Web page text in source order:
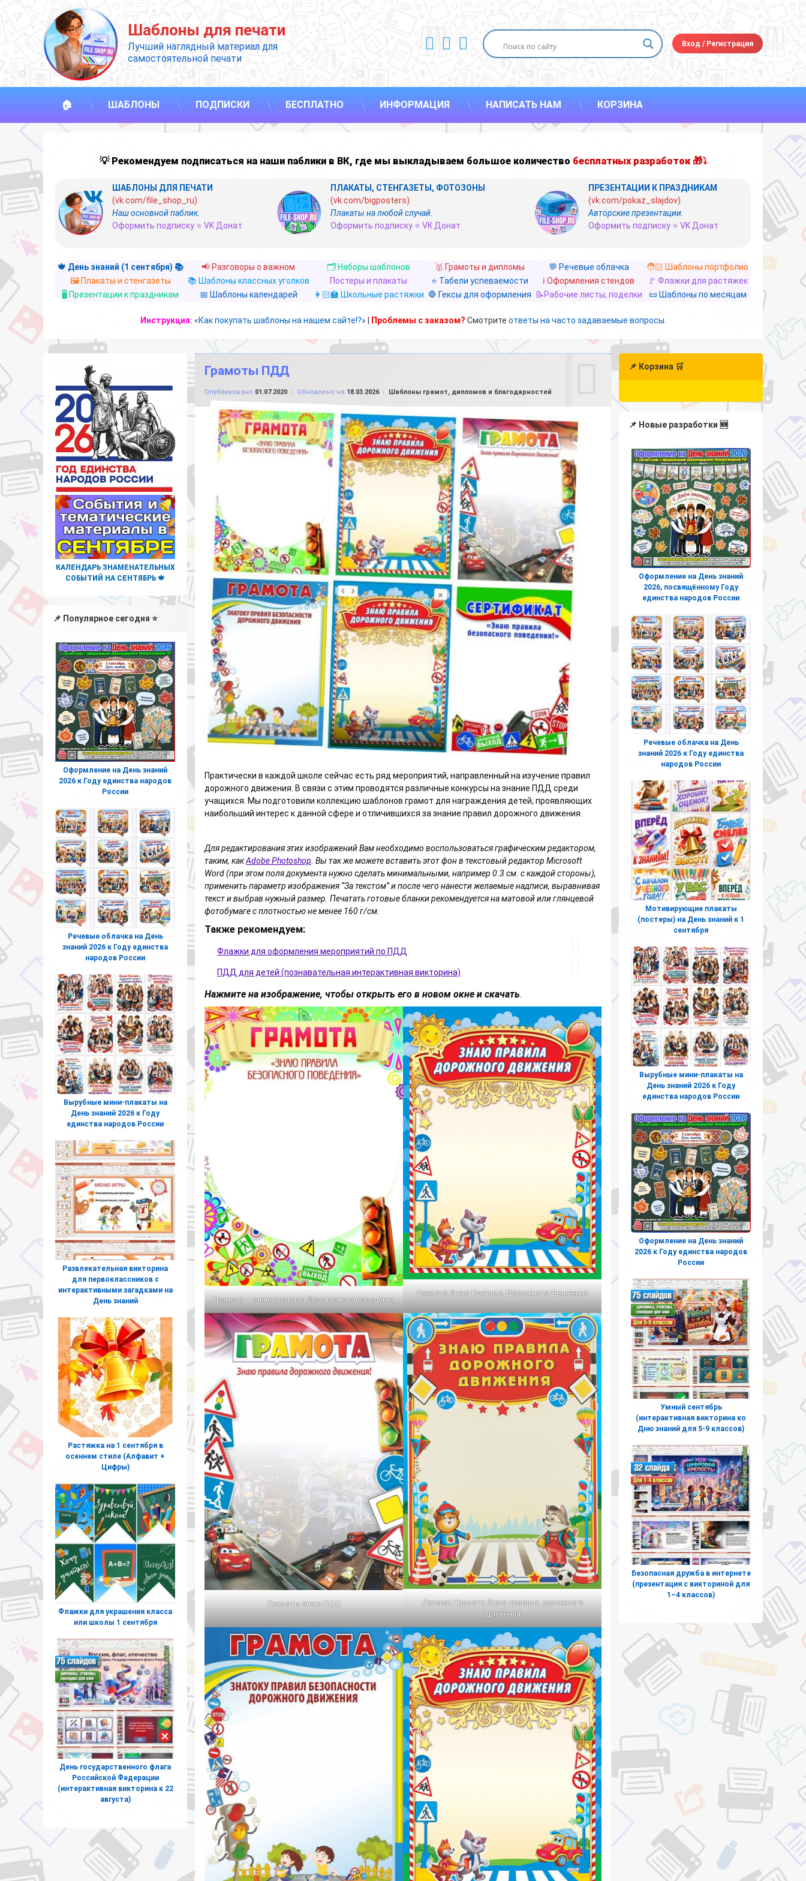
Перейти
к
содержимому
Шаблоны для печати
Лучший наглядный материал для
самостоятельной печати
ВКонтакте
YouTube
E-mail Вход /Регистрация
🏠 ШАБЛОНЫ ПОДПИСКИ БЕСПЛАТНО ИНФОРМАЦИЯ НАПИСАТЬ НАМ КОРЗИНА
💡 Рекомендуем подписаться на наши паблики в ВК, где мы выкладываем большое количество бесплатных разработок 🎁⤵
ШАБЛОНЫ ДЛЯ ПЕЧАТИ
(vk.com/file_shop_ru)
Наш основной паблик.
Оформить подписку ⭐ VK Донат
ПЛАКАТЫ, СТЕНГАЗЕТЫ, ФОТОЗОНЫ
(vk.com/bigposters)
Плакаты на любой случай.
Оформить подписку ⭐ VK Донат
ПРЕЗЕНТАЦИИ К ПРАЗДНИКАМ
(vk.com/pokaz_slajdov)
Авторские презентации.
Оформить подписку ⭐ VK Донат
🍁 День знаний (1 сентября) 📚 📢 Разговоры о важном 🗂️ Наборы шаблонов 🥇 Грамоты и дипломы 💬 Речевые облачка
🧑🏻 Шаблоны портфолио
🖼️ Плакаты и стенгазеты
📚 Шаблоны классных уголков Постеры и плакаты ⭐ Табели успеваемости ℹ️ Оформления стендов
🚩 Флажки для растяжек
🖥️ Презентации к праздникам
📅 Шаблоны календарей 👩🏻‍🏫 Школьные растяжки 🛑 Гексы для оформления 📝Рабочие листы, поделки 📜 Шаблоны по месяцам
Инструкция: «Как покупать шаблоны на нашем сайте!?» Проблемы с заказом? Смотрите ответы на часто задаваемые вопросы.
Грамоты ПДД
Опубликовано 01.07.2020 Обновлено на 18.03.2026
FILE-SHOP.RU
Рубрики:
Шаблоны грамот, дипломов и благодарностей
Практически в каждой школе сейчас есть ряд мероприятий, направленный на изучение правил
дорожного движения. В связи с этим проводятся различные конкурсы на знание ПДД среди
учащихся. Мы подготовили коллекцию шаблонов грамот для награждения детей, проявляющих
наибольший интерес к данной сфере и отличившихся за знание правил дорожного движения.
Для редактирования этих изображений Вам необходимо воспользоваться графическим редактором,
таким, какAdobe Photoshop. Вы так же можете вставить этот фон в текстовый редактор Microsoft
Word (при этом поля документа нужно сделать минимальными, например 0.3 см. с каждой стороны),
применить параметр изображения “За текстом” и после чего нанести желаемые надписи, выравнивая
текст и выбрав нужный размер. Печатать готовые бланки рекомендуется на матовой или глянцевой
фотобумаге с плотностью не менее 160 г/см.
Также рекомендуем:
Флажки для оформления мероприятий по ПДД
ПДД для детей (познавательная интерактивная викторина)
Нажмите на изображение, чтобы открыть его в новом окне и скачать.
Грамота – знаю правила безопасного поведения
Грамота Знаю Правила Дорожного Движения
Грамоты знаю ПДД
Детская Грамота Знаю правила дорожного
движения
КАЛЕНДАРЬ ЗНАМЕНАТЕЛЬНЫХ
СОБЫТИЙ НА СЕНТЯБРЬ 🍁
📌 Популярное сегодня ⭐
Оформление на День знаний
2026 к Году единства народов
России
Речевые облачка на День
знаний 2026 к Году единства
народов России
Вырубные мини-плакаты на
День знаний 2026 к Году
единства народов России
Развлекательная викторина
для первоклассников с
интерактивными загадками на
День знаний
Растяжка на 1 сентября в
осеннем стиле (Алфавит +
Цифры)
Флажки для украшения класса
или школы 1 сентября
День государственного флага
Российской Федерации
(интерактивная викторина к 22
августа)
📌 Корзина 🛒
📌 Новые разработки 🆕
Оформление на День знаний
2026, посвящённому Году
единства народов России
Речевые облачка на День
знаний 2026 к Году единства
народов России
Мотивирующие плакаты
(постеры) на День знаний к 1
сентября
Вырубные мини-плакаты на
День знаний 2026 к Году
единства народов России
Оформление на День знаний
2026 к Году единства народов
России
Умный сентябрь
(интерактивная викторина ко
Дню знаний для 5-9 классов)
Безопасная дружба в интернете
(презентация с викториной для
1–4 классов)